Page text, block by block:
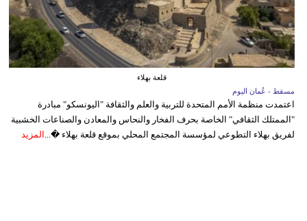
قلعة بهلاء
مسقط - عُمان اليوم
اعتمدت منظمة الأمم المتحدة للتربية والعلم والثقافة "اليونسكو" مبادرة
"الممتلك الثقافي" الخاصة بحرف الفخار والنحاس والمعادن والصناعات الخشبية
لفريق بهلاء التطوعي لمؤسسة المجتمع المحلي بموقع قلعة بهلاء �... المزيد